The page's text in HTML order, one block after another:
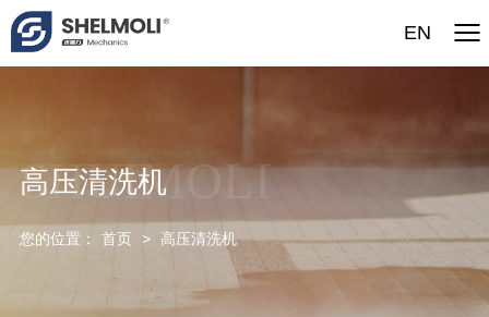
EN
SHUIMOLI
高压清洗机
您的位置： 首页 > 高压清洗机